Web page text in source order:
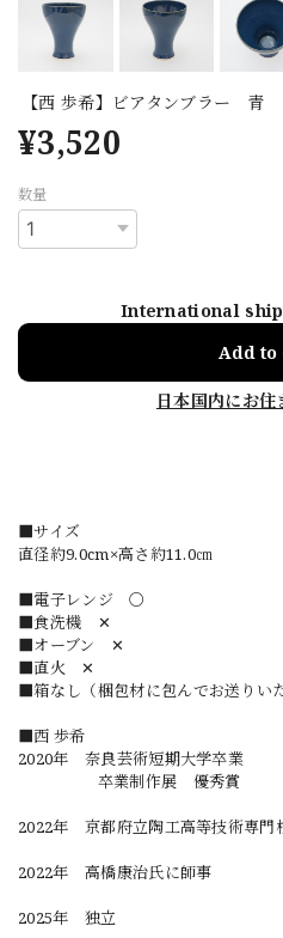
【西 歩希】ビアタンブラー 青
¥3,520
数量
International
Add to
日本国内にお住
■サイズ
直径約9.0cm×高さ約11.0㎝
■電子レンジ 〇
■食洗機 ✕
■オーブン ✕
■直火 ✕
■箱なし（梱包材に包んでお送りい
■西 歩希
2020年 奈良芸術短期大学卒業
卒業制作展 優秀賞
2022年 京都府立陶工高等技術専
2022年 高橋康治氏に師事
2025年 独立